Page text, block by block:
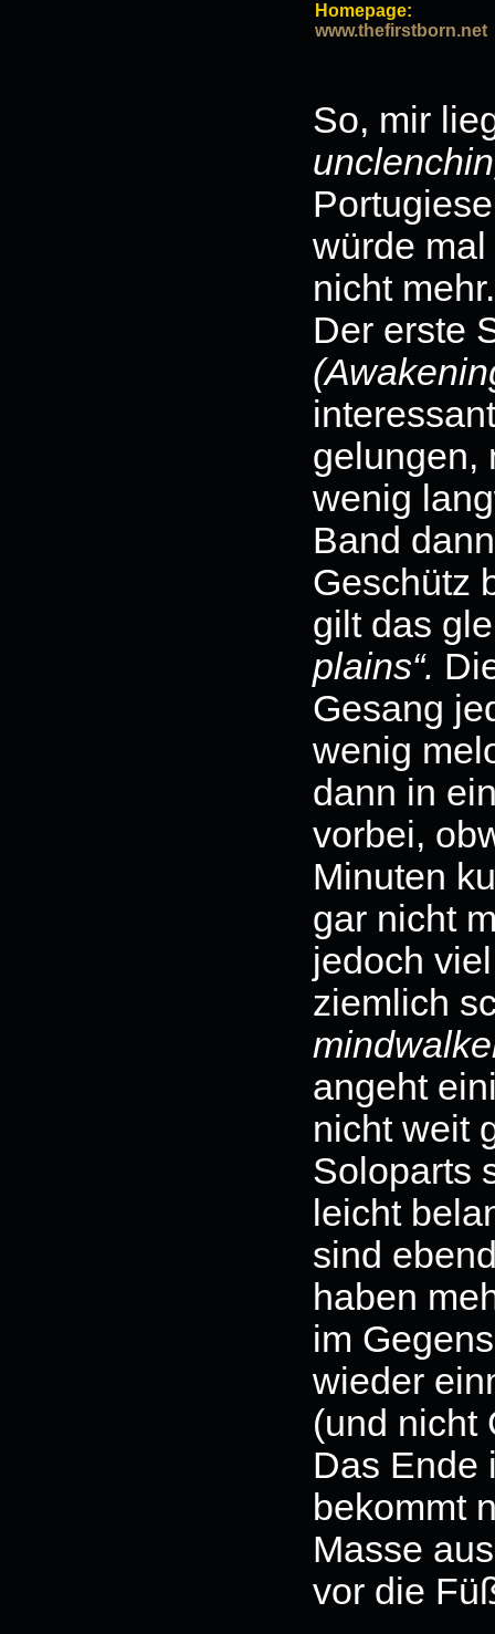
Homepage:
www.thefirstborn.net
So, mir
würde mal
nicht mehr.
Der erste
gelungen,
wenig
Band
Geschütz
gilt das
plains“.
Gesang
wenig
dann in
vorbei,
Minuten
gar nicht
jedoch
ziemlich
angeht
nicht weit
Soloparts
leicht
sind
haben
im
wieder
(und nicht
Das Ende
bekommt
Masse
vor die